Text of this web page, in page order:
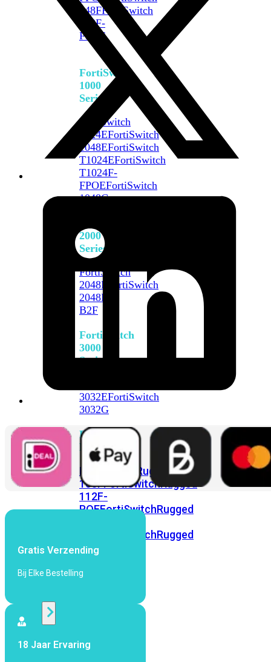
648FFortiSwitch
648F-
FPOE
FortiSwitch
1000
Series
FortiSwitch
1024EFortiSwitch
1048EFortiSwitch
T1024EFortiSwitch
T1024F-
FPOEFortiSwitch
1048G
2000
Series
FortiSwitch
2048F
FortiSwitch
2048F-
B2F
FortiSwitch
3000
Series
3032EFortiSwitch
3032G
FortiSwitch
Ruggedized
FortiSwitchRugged
108FFortiSwitchRugged
112F-
POEFortiSwitchRugged
FortiSwitchRugged
424F-
Access
Gratis Verzending
Bij Elke Bestelling
18 Jaar Ervaring